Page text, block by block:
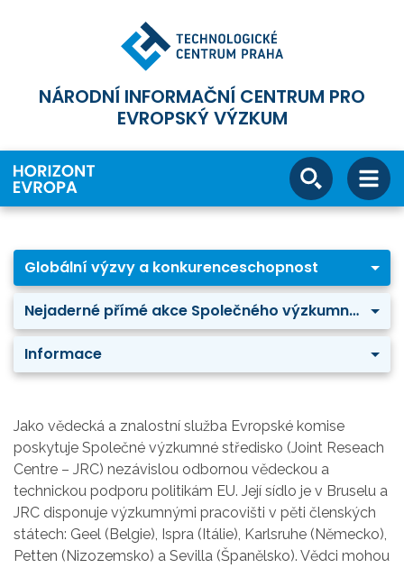
NÁRODNÍ INFORMAČNÍ CENTRUM PRO
EVROPSKÝ VÝZKUM
Globální výzvy a konkurenceschopnost
Nejaderné přímé akce Společného výzkumného střediska
Informace
Jako vědecká a znalostní služba Evropské komise
poskytuje Společné výzkumné středisko (Joint Reseach
Centre – JRC) nezávislou odbornou vědeckou a
technickou podporu politikám EU. Její sídlo je v Bruselu a
JRC disponuje výzkumnými pracovišti v pěti členských
státech: Geel (Belgie), Ispra (Itálie), Karlsruhe (Německo),
Petten (Nizozemsko) a Sevilla (Španělsko). Vědci mohou